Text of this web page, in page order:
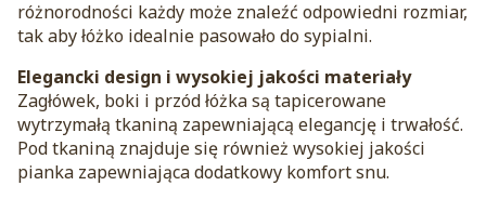
różnorodności każdy może znaleźć odpowiedni rozmiar,
tak aby łóżko idealnie pasowało do sypialni.
Elegancki design i wysokiej jakości materiały
Zagłówek, boki i przód łóżka są tapicerowane
wytrzymałą tkaniną zapewniającą elegancję i trwałość.
Pod tkaniną znajduje się również wysokiej jakości
pianka zapewniająca dodatkowy komfort snu.